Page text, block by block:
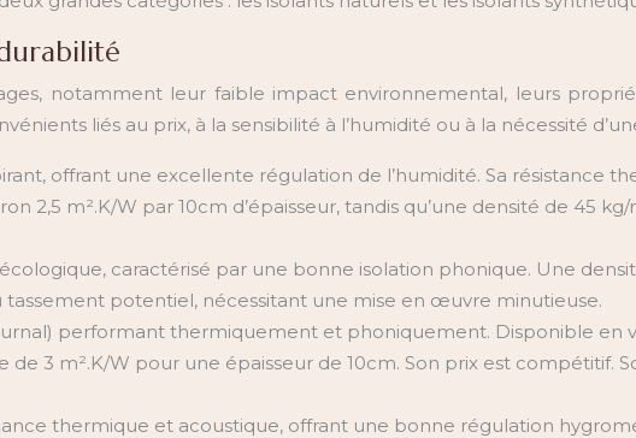
notamment leur faible impact environnemental, leurs
liés au prix, à la sensibilité à l’humidité ou à la nécessité
offrant une excellente régulation de l’humidité. Sa résistance
2,5 m².K/W par 10cm d’épaisseur, tandis qu’une densité de 45
caractérisé par une bonne isolation phonique. Une
tassement potentiel, nécessitant une mise en œuvre minutieuse.
performant thermiquement et phoniquement. Disponible en
3 m².K/W pour une épaisseur de 10cm. Son prix est compétitif.
thermique et acoustique, offrant une bonne régulation